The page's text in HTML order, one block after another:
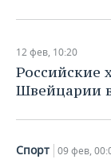
12 фев, 10:20
Российские
Швейцарии
Спорт 09 фев,